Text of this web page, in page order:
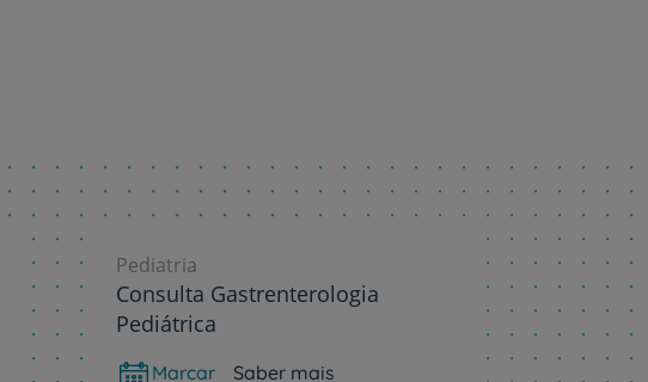
Pediatria
Consulta Gastrenterologia
Pediátrica
Marcar Saber mais